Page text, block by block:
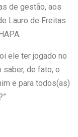
de gestão, aos
Lauro de Freitas
ele ter jogado no
saber, de fato, o
e para todos(as)